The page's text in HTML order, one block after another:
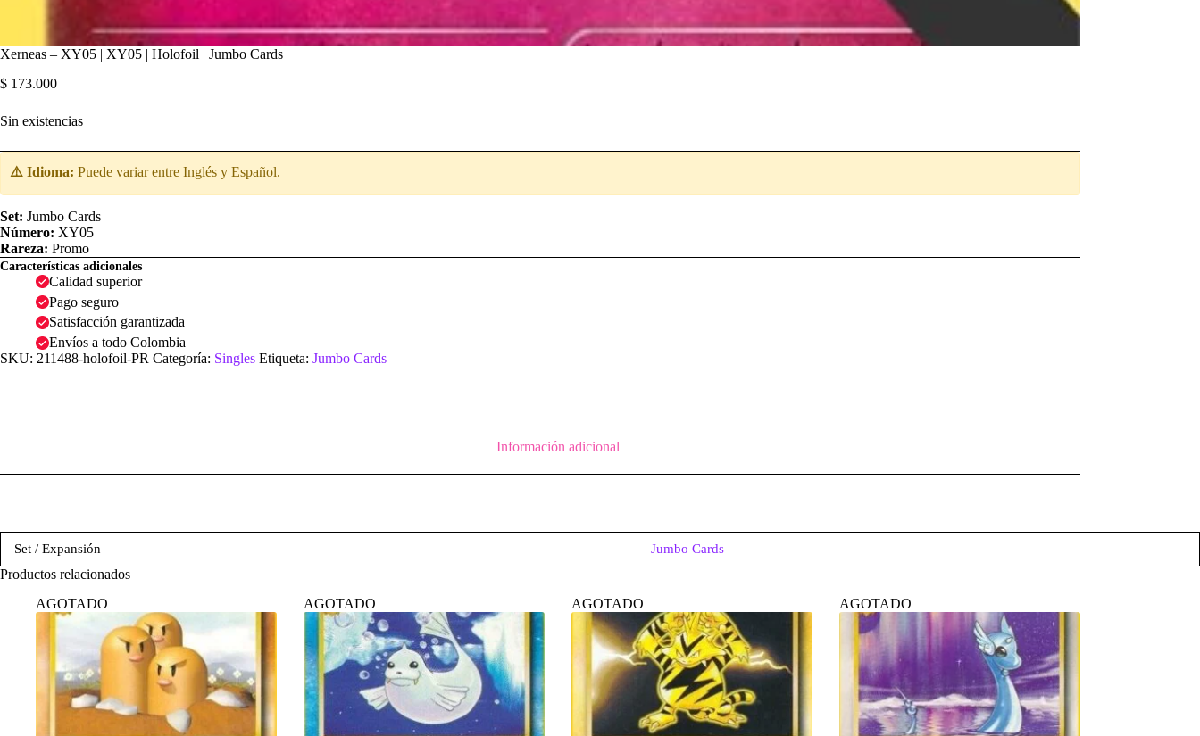
Xerneas – XY05 | XY05 | Holofoil | Jumbo Cards
$ 173.000
Sin existencias
⚠️ Idioma: Puede variar entre Inglés y Español.
Set: Jumbo Cards
Número: XY05
Rareza: Promo
Características adicionales
Calidad superior
Pago seguro
Satisfacción garantizada
Envíos a todo Colombia
SKU: 211488-holofoil-PR Categoría: Singles Etiqueta: Jumbo Cards
Información adicional
Set / Expansión Jumbo Cards
Productos relacionados
AGOTADO
AGOTADO AGOTADO AGOTADO